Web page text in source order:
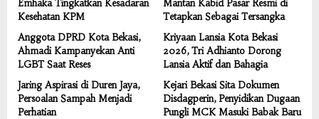
Emhaka Tingkatkan Kesadaran
Kesehatan KPM
Mantan Kabid Pasar Resmi di
Tetapkan Sebagai Tersangka
Anggota DPRD Kota Bekasi,
Ahmadi Kampanyekan Anti
LGBT Saat Reses
Kriyaan Lansia Kota Bekasi
2026, Tri Adhianto Dorong
Lansia Aktif dan Bahagia
Jaring Aspirasi di Duren Jaya,
Persoalan Sampah Menjadi
Perhatian
Kejari Bekasi Sita Dokumen
Disdagperin, Penyidikan Dugaan
Pungli MCK Masuki Babak Baru